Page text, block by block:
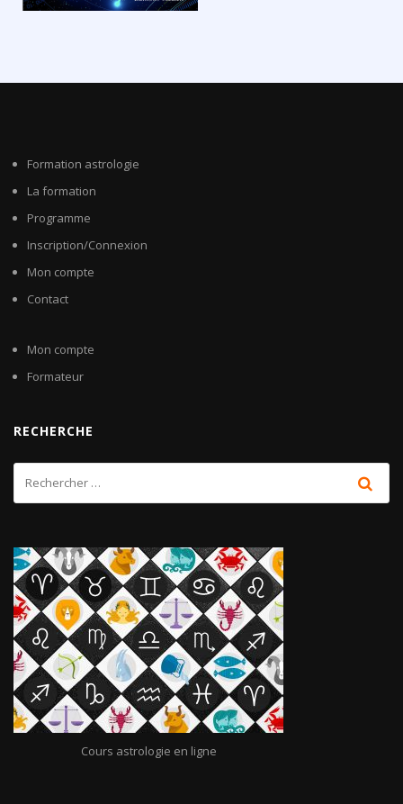
Formation astrologie
La formation
Programme
Inscription/Connexion
Mon compte
Contact
Mon compte
Formateur
RECHERCHE
Cours astrologie en ligne